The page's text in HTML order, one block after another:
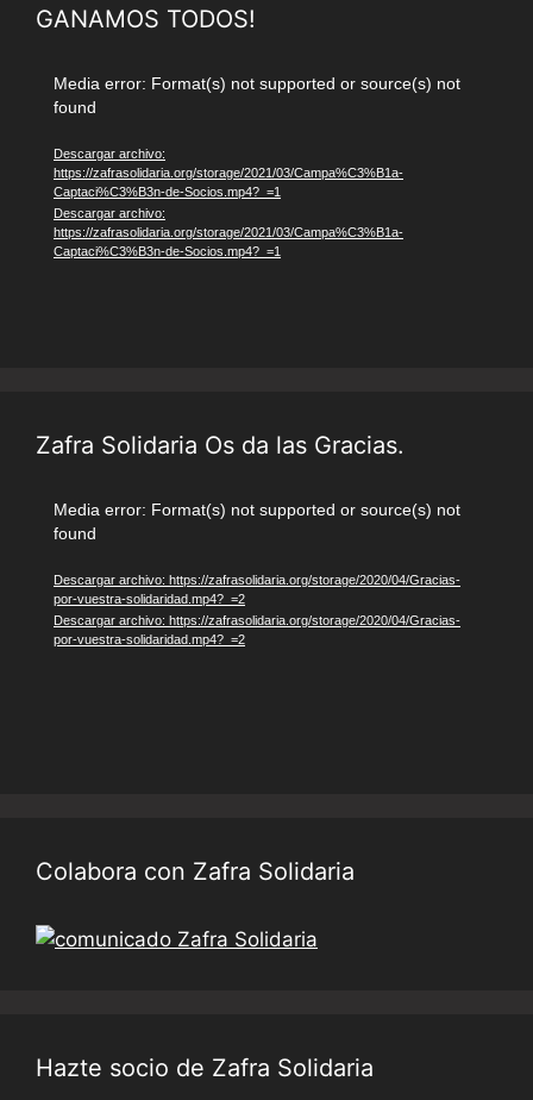
GANAMOS TODOS!
Reproductor
de
vídeo
Media error: Format(s) not supported or source(s) not
found
Descargar archivo:
https://zafrasolidaria.org/storage/2021/03/Campa%C3%B1a-
Captaci%C3%B3n-de-Socios.mp4?_=1
Descargar archivo:
https://zafrasolidaria.org/storage/2021/03/Campa%C3%B1a-
Captaci%C3%B3n-de-Socios.mp4?_=1
Zafra Solidaria Os da las Gracias.
Reproductor
de
vídeo
Media error: Format(s) not supported or source(s) not
found
Descargar archivo: https://zafrasolidaria.org/storage/2020/04/Gracias-
por-vuestra-solidaridad.mp4?_=2
Descargar archivo: https://zafrasolidaria.org/storage/2020/04/Gracias-
por-vuestra-solidaridad.mp4?_=2
Colabora con Zafra Solidaria
Hazte socio de Zafra Solidaria